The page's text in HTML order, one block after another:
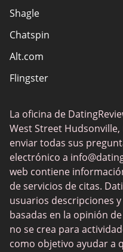
Sitios de citas cristianas
Sitios de citas europeos
Sitios de citas hispanas
Sitios de sexo
Solteros locales
Sitios de citas populares
Shagle
Chatspin
Alt.com
Flingster
Tinder
Ashley Madison
Feeld
Chatki
Flirt
OurTime
La oficina de
West Street Hudsonville,
enviar todas sus
electrónico a
web contiene
de servicios de citas.
usuarios descripciones
basadas en la opinión
no se crea para
como objetivo ayudar a